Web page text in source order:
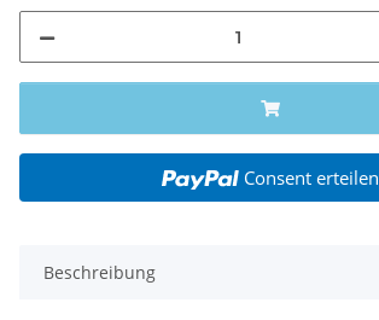
Consent erteilen
Beschreibung